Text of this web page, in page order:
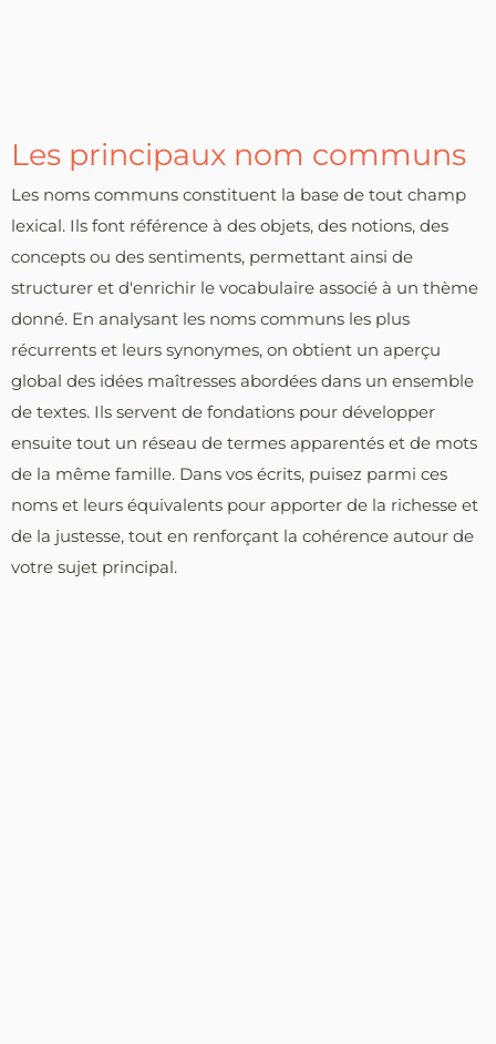
Les principaux nom communs
Les noms communs constituent la base de tout champ
lexical. Ils font référence à des objets, des notions, des
concepts ou des sentiments, permettant ainsi de
structurer et d'enrichir le vocabulaire associé à un thème
donné. En analysant les noms communs les plus
récurrents et leurs synonymes, on obtient un aperçu
global des idées maîtresses abordées dans un ensemble
de textes. Ils servent de fondations pour développer
ensuite tout un réseau de termes apparentés et de mots
de la même famille. Dans vos écrits, puisez parmi ces
noms et leurs équivalents pour apporter de la richesse et
de la justesse, tout en renforçant la cohérence autour de
votre sujet principal.